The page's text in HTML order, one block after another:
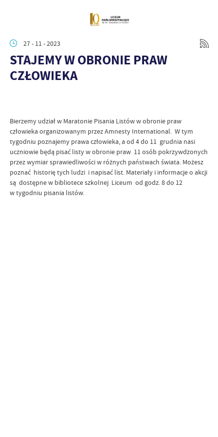
27 - 11 - 2023
STAJEMY W OBRONIE PRAW
CZŁOWIEKA
Bierzemy udział w Maratonie Pisania Listów w obronie praw
człowieka organizowanym przez Amnesty International. W tym
tygodniu poznajemy prawa człowieka, a od 4 do 11 grudnia nasi
uczniowie będą pisać listy w obronie praw 11 osób pokrzywdzonych
przez wymiar sprawiedliwości w różnych państwach świata. Możesz
poznać historię tych ludzi i napisać list. Materiały i informacje o akcji
są dostępne w bibliotece szkolnej Liceum od godz. 8 do 12
w tygodniu pisania listów.